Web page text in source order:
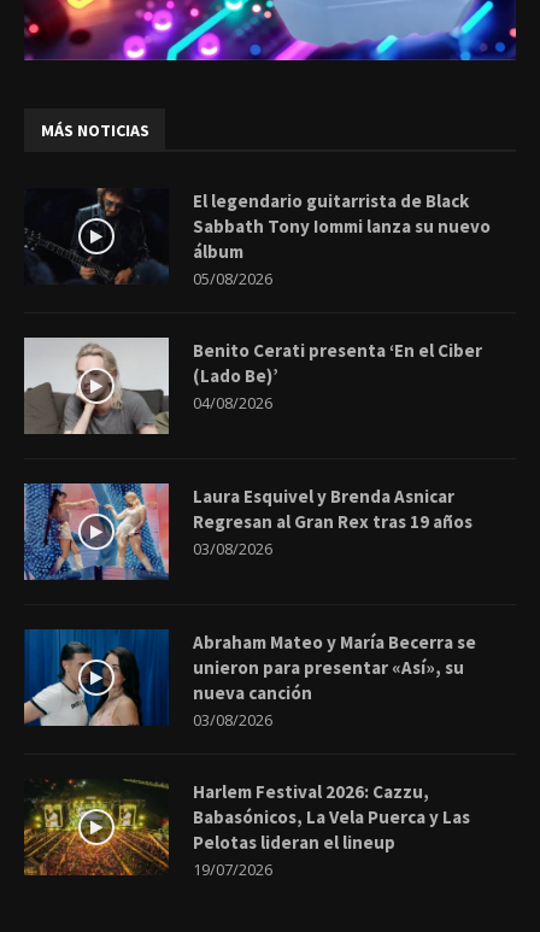
MÁS NOTICIAS
El legendario guitarrista de Black
Sabbath Tony Iommi lanza su nuevo
álbum
05/08/2026
Benito Cerati presenta ‘En el Ciber
(Lado Be)’
04/08/2026
Laura Esquivel y Brenda Asnicar
Regresan al Gran Rex tras 19 años
03/08/2026
Abraham Mateo y María Becerra se
unieron para presentar «Así», su
nueva canción
03/08/2026
Harlem Festival 2026: Cazzu,
Babasónicos, La Vela Puerca y Las
Pelotas lideran el lineup
19/07/2026